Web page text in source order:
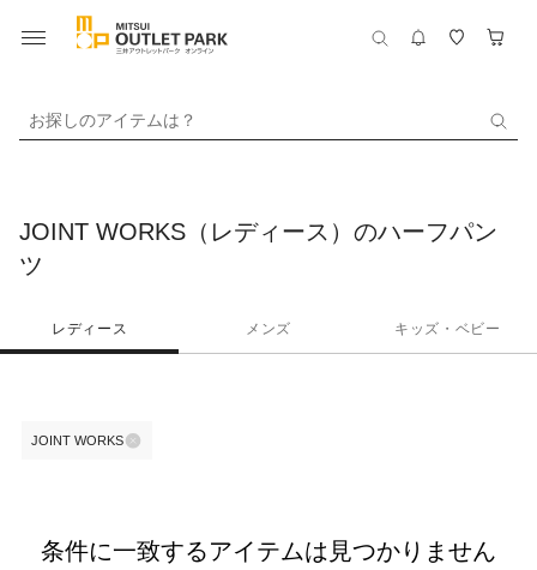
お探しのアイテムは？
JOINT WORKS（レディース）のハーフパン
ツ
レディース メンズ キッズ・ベビー
JOINT WORKS
条件に一致するアイテムは見つかりません